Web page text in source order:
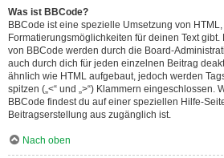
Was ist BBCode?
BBCode ist eine spezielle Umsetzung von
Formatierungsmöglichkeiten für deinen Text
von BBCode werden durch die Board-
auch durch dich für jeden einzelnen Beitrag
ähnlich wie HTML aufgebaut, jedoch werden
spitzen („<“ und „>“) Klammern eingeschlossen.
BBCode findest du auf einer speziellen Hilfe-
Beitragserstellung aus zugänglich ist.
Nach oben